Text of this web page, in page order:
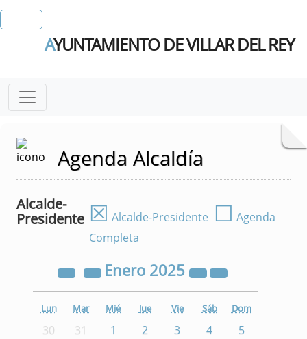
AYUNTAMIENTO DE VILLAR DEL REY
Agenda Alcaldía
Alcalde-
Presidente ☒ Alcalde-Presidente ☐ Agenda
Completa
Enero 2025
Lun Mar Mié Jue Vie Sáb Dom
30 31 1 2 3 4
5